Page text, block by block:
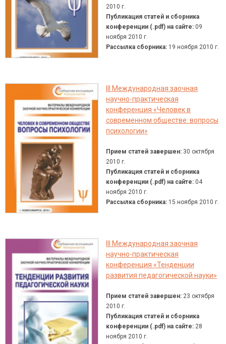
2010 г.
Публикация статей и сборника
конференции (.pdf) на сайте: 09
ноября 2010 г.
Рассылка сборника: 19 ноября 2010 г.
III Международная заочная
научно-практическая
конференция «Человек в
современном обществе: вопросы
психологии»
Прием статей завершен: 30 октября
2010 г.
Публикация статей и сборника
конференции (.pdf) на сайте: 04
ноября 2010 г.
Рассылка сборника: 15 ноября 2010 г.
III Международная заочная
научно-практическая
конференция «Тенденции
развития педагогической науки»
Прием статей завершен: 23 октября
2010 г.
Публикация статей и сборника
конференции (.pdf) на сайте: 28
ноября 2010 г.